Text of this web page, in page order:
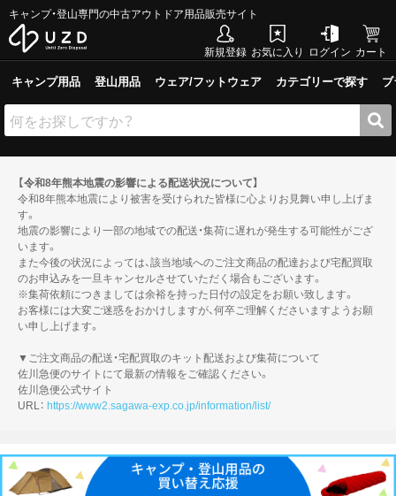
キャンプ・登山専門の中古アウトドア用品販売サイト
新規登録 お気に入り ログイン カート
キャンプ用品 登山用品 ウェア/フットウェア カテゴリーで探す
【令和8年熊本地震の影響による配送状況について】
令和8年熊本地震により被害を受けられた皆様に心よりお見舞い申し上げま
す。
地震の影響により一部の地域での配送・集荷に遅れが発生する可能性がござ
います。
また今後の状況によっては、該当地域へのご注文商品の配達および宅配買取
のお申込みを一旦キャンセルさせていただく場合もございます。
※集荷依頼につきましては余裕を持った日付の設定をお願い致します。
お客様には大変ご迷惑をおかけしますが、何卒ご理解くださいますようお願
い申し上げます。
▼ご注文商品の配送・宅配買取のキット配送および集荷について
佐川急便のサイトにて最新の情報をご確認ください。
佐川急便公式サイト
URL： https://www2.sagawa-exp.co.jp/information/list/